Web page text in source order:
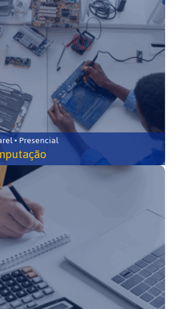
• Presencial